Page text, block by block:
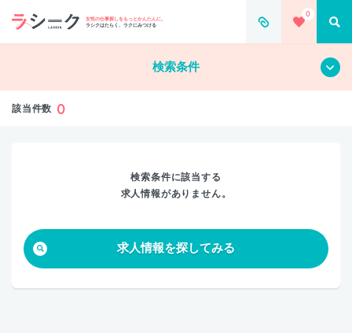
女性の仕事探しをもっとかんたんに。
ラシクはたらく、ラクにみつける
0
すべて
検索条件
該当件数 0
検索条件に該当する
求人情報がありません。
求人情報を探してみる